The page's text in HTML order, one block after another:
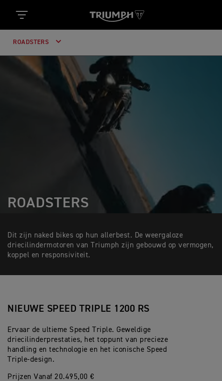
ROADSTERS
ROADSTERS
Dit zijn naked bikes op hun allerbest. De weergaloze
driecilindermotoren van Triumph zijn gebouwd op vermogen,
koppel en responsiviteit.
NIEUWE SPEED TRIPLE 1200 RS
Ervaar de ultieme Speed Triple. Geweldige
driecilinderprestaties, het toppunt van precieze
handling en technologie en het iconische Speed
Triple-design.
Prijzen Vanaf 20.495,00 €